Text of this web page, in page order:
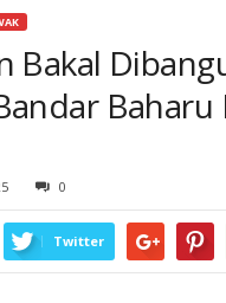
Bakal
0
Twitter